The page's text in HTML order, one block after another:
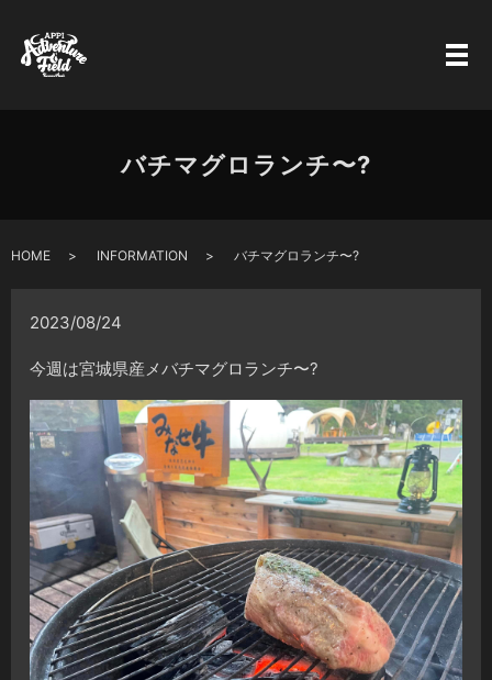
バチマグロランチ〜?
HOME INFORMATION バチマグロランチ〜?
2023/08/24
今週は宮城県産メバチマグロランチ〜?